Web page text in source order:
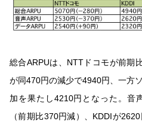
総合ARPUは、NTTドコモが前期
が同470円の減少で4940円、一方
加を果たし4210円となった。音
（前期比370円減）、KDDIが